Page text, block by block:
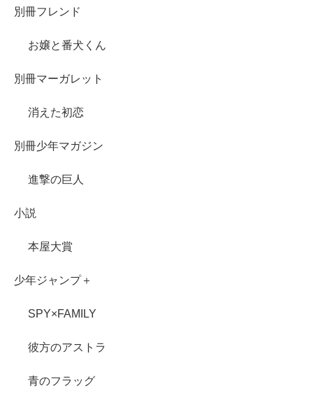
別冊フレンド
お嬢と番犬くん
別冊マーガレット
消えた初恋
別冊少年マガジン
進撃の巨人
小説
本屋大賞
少年ジャンプ＋
SPY×FAMILY
彼方のアストラ
青のフラッグ